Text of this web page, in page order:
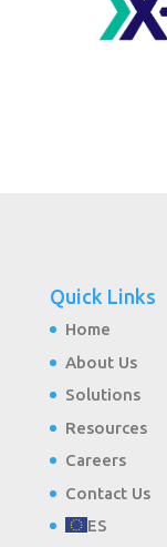
Quick Links
Home
About Us
Solutions
Resources
Careers
Contact Us
ES